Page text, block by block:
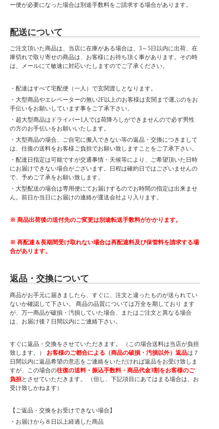
ー便が必要になった場合は別途手数料をご請求する場合があります。
配送について
ご注文頂いた商品は、当店に在庫がある場合は、3～5日以内に出荷、在
庫切れで取り寄せの商品は、お客様にお待ち頂く事があります。その時
は、メールにて敏速に対応いたしますのでご了承ください。
・配達はすべて宅配便（一人）で玄関渡しとなります。
・大型商品やエレベーターの無い2F以上のお客様は玄関まで運ぶのをお
手伝いをお願いしています事をご了承下さい。
・超大型商品はドライバー1人では荷降ろしができませんので必ず男性
の方のお手伝いをお願いいたします。
・大型商品の場合、ご自宅に搬入できない等の返品・交換につきまして
は、往復の送料をお客様ご負担でお願い致しますことをご了承下さい。
・配達日指定は可能ですが交通事情・天候等により、ご希望頂いた日時
にお届けできない場合がございます。日程は確約日ではございませんの
で、予めご了承をお願い致します。
・大型配送の場合は専用便にてお届けするのでお時間の指定は出来ませ
ん。前日か当日にお届けの連絡が運送会社より入ります。
※ 商品出荷後の送付先のご変更は別途転送手数料がかかります。
※ 再配達＆長期間受け取れない場合は再配達料及び保管料を請求する場
合があります。
返品・交換について
商品がお手元に届きましたら、すぐに、注文と違ったものが送られてい
ないか確認して下さい。 商品の品質については万全を期しており ます
が、万一商品が破損・汚損していた場合、またはご注文と異なる場合
は、お届け後７日間以内にご連絡下さい。
すぐに返品・交換をさせていただきます。 （この場合送料は当店が負担
致します。） お客様のご都合による（商品の破損・汚損以外）返品は７
日間以内に返品希望の意志をご連絡をいただければ返品をお受け致しま
すが、この場合の往復の送料・振込手数料・商品代金3割をお客様のご
負担とさせていただきます。 （但し、下記項目にあてはまる場合は、お
受け致しかねます）
【ご返品・交換をお受けできない場合】
・お届けから８日以上経過した商品